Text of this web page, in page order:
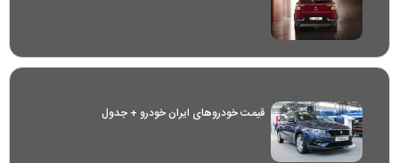
قیمت خودرو‌های ایران خودرو + جدول